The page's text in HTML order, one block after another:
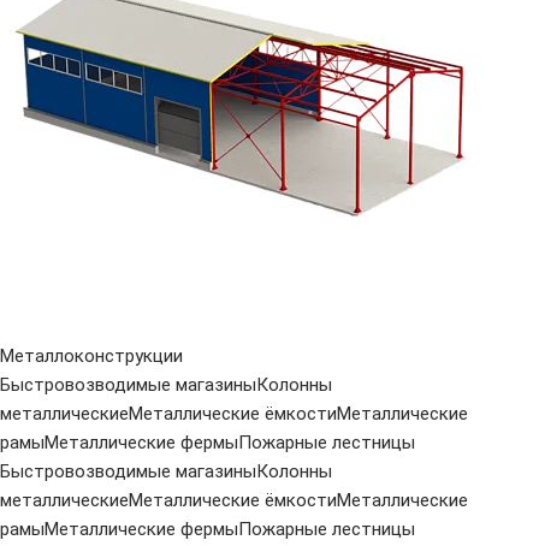
Металлоконструкции
Быстровозводимые магазиныКолонны
металлическиеМеталлические ёмкостиМеталлические
рамыМеталлические фермыПожарные лестницы
Быстровозводимые магазиныКолонны
металлическиеМеталлические ёмкостиМеталлические
рамыМеталлические фермыПожарные лестницы